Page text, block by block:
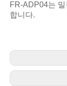
FR-ADP04는
합니다.